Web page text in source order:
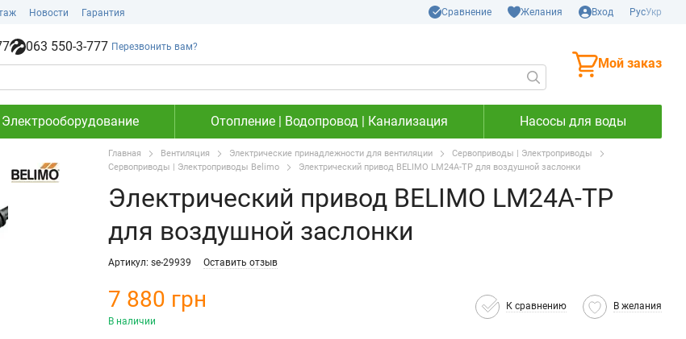
Новости Гарантия Сравнение Желания Вход РусУкр
063 550-3-777 Перезвонить вам?
Мой заказ
Электрооборудование Отопление | Водопровод | Канализация Насосы для воды
Главная Вентиляция Электрические принадлежности для вентиляции
Сервоприводы | Электроприводы
Сервоприводы | Электроприводы Belimo
Электрический привод BELIMO LM24A-TP для воздушной заслонки
Электрический привод BELIMO LM24A-TP
для воздушной заслонки
Артикул: se-29939 Оставить отзыв
7 880 грн
В наличии
К сравнению В желания